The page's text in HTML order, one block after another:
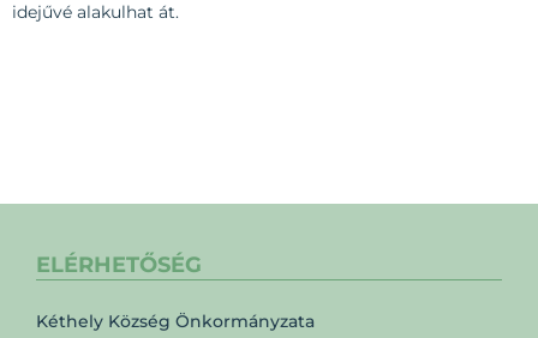
idejűvé alakulhat át.
ELÉRHETŐSÉG
Kéthely Község Önkormányzata